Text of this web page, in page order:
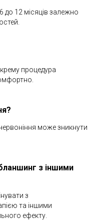
до 12 місяців залежно
процедура
може зникнути
з іншими
з
та іншими
ефекту.